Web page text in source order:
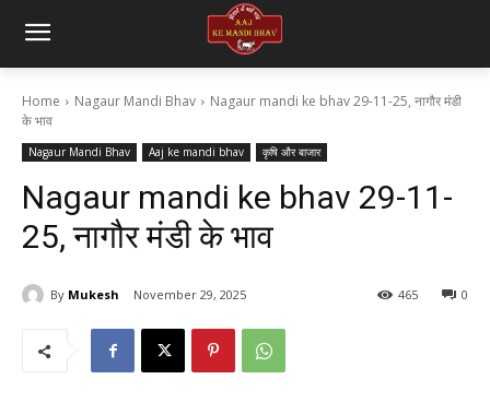
Home Nagaur Mandi Bhav
Nagaur mandi ke bhav 29-11-25, नागौर मंडी
के भाव
Nagaur Mandi Bhav Aaj ke mandi bhav कृषि और बाजार
Nagaur mandi ke bhav 29-11-
25, नागौर मंडी के भाव
By Mukesh November 29, 2025 0
465